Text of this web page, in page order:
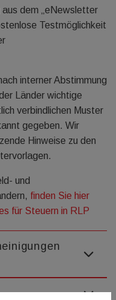
aus dem „eNewsletter
Testmöglichkeit
interner Abstimmung
Länder wichtige
verbindlichen Muster
gegeben. Wir
Hinweise zu den
und
finden Sie hier
für Steuern in RLP